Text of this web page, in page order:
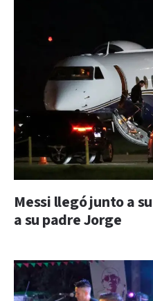
Messi llegó junto a
a su padre Jorge